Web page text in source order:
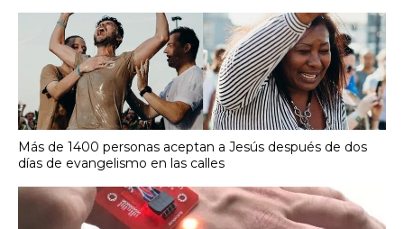
Más de 1400 personas aceptan a Jesús después de dos
días de evangelismo en las calles